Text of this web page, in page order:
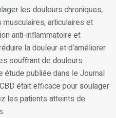
les douleurs chroniques,
articulaires et
anti-inflammatoire et
la douleur et d’améliorer
souffrant de douleurs
étude publiée dans le Journal
était efficace pour soulager
les patients atteints de